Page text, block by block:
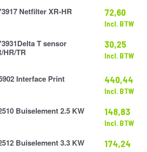
Netfilter XR-HR 72,60
Incl. BTW
T sensor
HR/TR
30,25
Incl. BTW
Interface Print 440,44
Incl. BTW
Buiselement 2.5 KW 148,83
Incl. BTW
Buiselement 3.3 KW 174,24